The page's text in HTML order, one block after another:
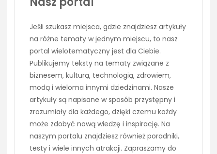
Jeśli szukasz miejsca, gdzie znajdziesz artykuły
na różne tematy w jednym miejscu, to nasz
portal wielotematyczny jest dla Ciebie.
Publikujemy teksty na tematy związane z
biznesem, kulturą, technologią, zdrowiem,
modą i wieloma innymi dziedzinami. Nasze
artykuły są napisane w sposób przystępny i
zrozumiały dla każdego, dzięki czemu każdy
może zdobyć nową wiedzę i inspirację. Na
naszym portalu znajdziesz również poradniki,
testy i wiele innych atrakcji. Zapraszamy do